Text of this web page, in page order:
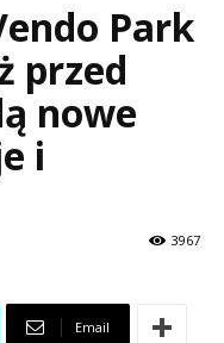
Park
przed
nowe
i
3967
Email